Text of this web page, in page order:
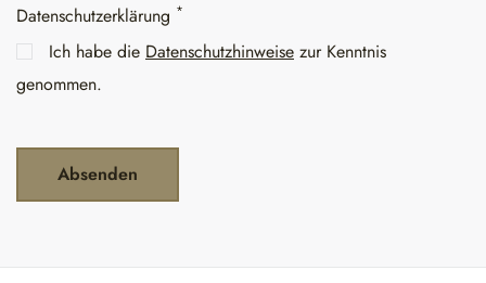
Datenschutzerklärung *
Ich habe die Datenschutzhinweise zur Kenntnis
genommen.
Absenden